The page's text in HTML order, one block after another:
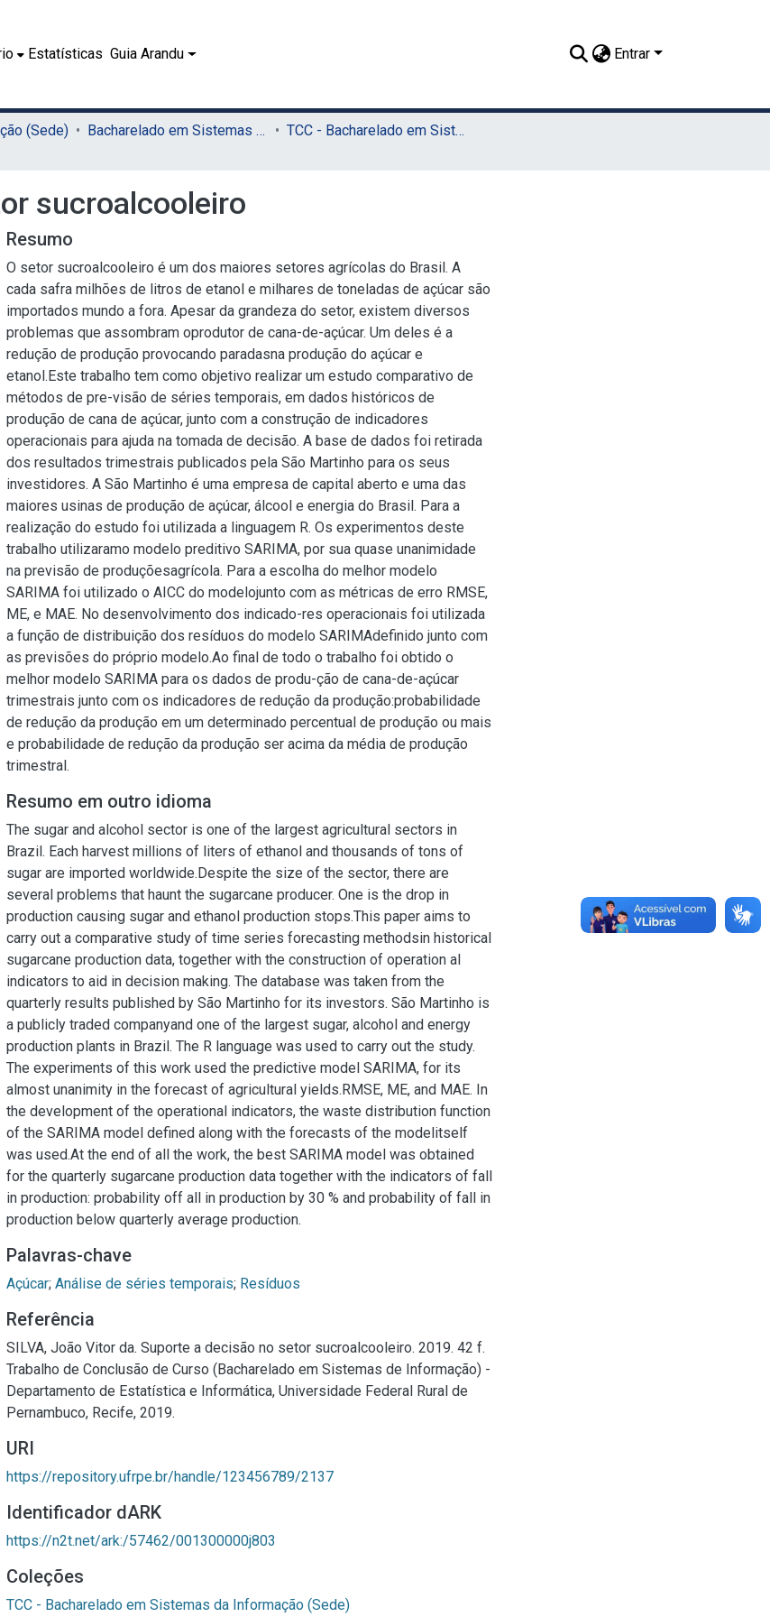
Estatísticas Guia Arandu Entrar
(Sede) Bacharelado em Sistemas de Informação (Sede)
TCC - Bacharelado em Sistemas da Informação (Sede)
sucroalcooleiro
Resumo
O setor sucroalcooleiro é um dos maiores setores agrícolas do Brasil. A
cada safra milhões de litros de etanol e milhares de toneladas de açúcar são
importados mundo a fora. Apesar da grandeza do setor, existem diversos
problemas que assombram oprodutor de cana-de-açúcar. Um deles é a
redução de produção provocando paradasna produção do açúcar e
etanol.Este trabalho tem como objetivo realizar um estudo comparativo de
métodos de pre-visão de séries temporais, em dados históricos de
produção de cana de açúcar, junto com a construção de indicadores
operacionais para ajuda na tomada de decisão. A base de dados foi retirada
dos resultados trimestrais publicados pela São Martinho para os seus
investidores. A São Martinho é uma empresa de capital aberto e uma das
maiores usinas de produção de açúcar, álcool e energia do Brasil. Para a
realização do estudo foi utilizada a linguagem R. Os experimentos deste
trabalho utilizaramo modelo preditivo SARIMA, por sua quase unanimidade
na previsão de produçõesagrícola. Para a escolha do melhor modelo
SARIMA foi utilizado o AICC do modelojunto com as métricas de erro RMSE,
ME, e MAE. No desenvolvimento dos indicado-res operacionais foi utilizada
a função de distribuição dos resíduos do modelo SARIMAdefinido junto com
as previsões do próprio modelo.Ao final de todo o trabalho foi obtido o
melhor modelo SARIMA para os dados de produ-ção de cana-de-açúcar
trimestrais junto com os indicadores de redução da produção:probabilidade
de redução da produção em um determinado percentual de produção ou mais
e probabilidade de redução da produção ser acima da média de produção
trimestral.
Resumo em outro idioma
The sugar and alcohol sector is one of the largest agricultural sectors in
Brazil. Each harvest millions of liters of ethanol and thousands of tons of
sugar are imported worldwide.Despite the size of the sector, there are
several problems that haunt the sugarcane producer. One is the drop in
production causing sugar and ethanol production stops.This paper aims to
carry out a comparative study of time series forecasting methodsin historical
sugarcane production data, together with the construction of operation al
indicators to aid in decision making. The database was taken from the
quarterly results published by São Martinho for its investors. São Martinho is
a publicly traded companyand one of the largest sugar, alcohol and energy
production plants in Brazil. The R language was used to carry out the study.
The experiments of this work used the predictive model SARIMA, for its
almost unanimity in the forecast of agricultural yields.RMSE, ME, and MAE. In
the development of the operational indicators, the waste distribution function
of the SARIMA model defined along with the forecasts of the modelitself
was used.At the end of all the work, the best SARIMA model was obtained
for the quarterly sugarcane production data together with the indicators of fall
in production: probability off all in production by 30 % and probability of fall in
production below quarterly average production.
Palavras-chave
Açúcar; Análise de séries temporais; Resíduos
Referência
SILVA, João Vitor da. Suporte a decisão no setor sucroalcooleiro. 2019. 42 f.
Trabalho de Conclusão de Curso (Bacharelado em Sistemas de Informação) -
Departamento de Estatística e Informática, Universidade Federal Rural de
Pernambuco, Recife, 2019.
URI
https://repository.ufrpe.br/handle/123456789/2137
Identificador dARK
https://n2t.net/ark:/57462/001300000j803
Coleções
TCC - Bacharelado em Sistemas da Informação (Sede)